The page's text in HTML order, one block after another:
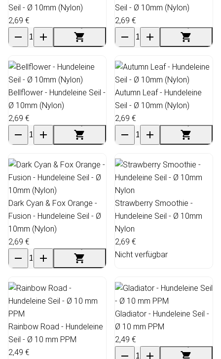
Seil - Ø 10mm (Nylon)
2,69 €
Seil - Ø 10mm (Nylon)
2,69 €
Bellflower - Hundeleine Seil -
Ø 10mm (Nylon)
2,69 €
Autumn Leaf - Hundeleine
Seil - Ø 10mm (Nylon)
2,69 €
Dark Cyan & Fox Orange -
Fusion - Hundeleine Seil - Ø
10mm (Nylon)
2,69 €
Strawberry Smoothie -
Hundeleine Seil - Ø 10mm
Nylon
2,69 €
Nicht verfügbar
Rainbow Road - Hundeleine
Seil - Ø 10 mm PPM
2,49 €
Gladiator - Hundeleine Seil -
Ø 10 mm PPM
2,49 €